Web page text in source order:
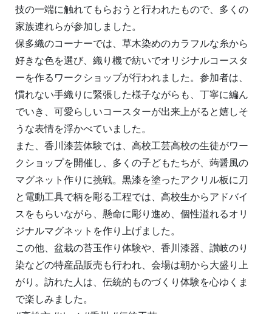
技の一端に触れてもらおうと行われたもので、多くの
家族連れらが参加しました。
保多織のコーナーでは、草木染めのカラフルな糸から
好きな色を選び、織り機で紡いでオリジナルコースタ
ーを作るワークショップが行われました。参加者は、
慣れない手織りに緊張した様子ながらも、丁寧に編ん
でいき、可愛らしいコースターが出来上がると嬉しそ
うな表情を浮かべていました。
また、香川漆芸体験では、高校工芸高校の生徒がワー
クショップを開催し、多くの子どもたちが、蒟醤風の
マグネット作りに挑戦。黒漆を塗ったアクリル板に刀
と電動工具で柄を彫る工程では、高校生からアドバイ
スをもらいながら、懸命に彫り進め、個性溢れるオリ
ジナルマグネットを作り上げました。
この他、盆栽の苔玉作り体験や、香川漆器、讃岐のり
染などの特産品販売も行われ、会場は朝から大盛り上
がり。訪れた人は、伝統的ものづくり体験を心ゆくま
で楽しみました。